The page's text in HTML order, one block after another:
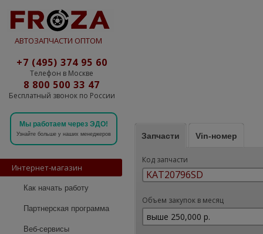
АВТОЗАПЧАСТИ ОПТОМ
+7 (495) 374 95 60
Телефон в Москве
8 800 500 33 47
Бесплатный звонок по России
Мы работаем через ЭДО!
Узнайте больше у наших менеджеров
Интернет-магазин
Как начать работу
Партнерская программа
Веб-сервисы
Запчасти Vin-номер
Код запчасти
Объем закупок в месяц